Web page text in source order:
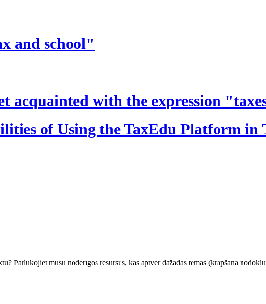
and school"
acquainted with the expression
of Using the TaxEdu Platform in
Pārlūkojiet mūsu noderīgos resursus, kas aptver dažādas tēmas (krāpšana